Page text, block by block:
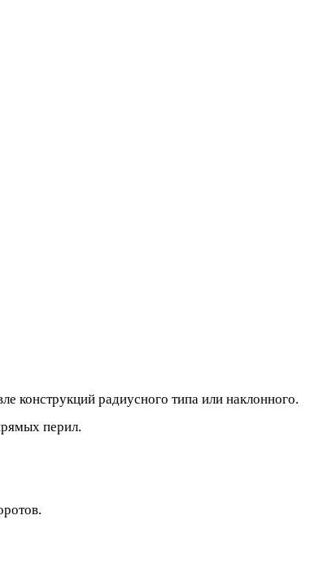
конструкций радиусного типа или наклонного.
перил.